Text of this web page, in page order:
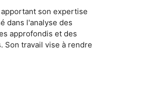
son expertise
dans l'analyse des
approfondis et des
Son travail vise à rendre